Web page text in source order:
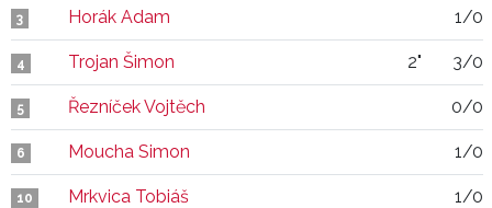
3 Horák Adam 1/0
4 Trojan Šimon 2" 3/0
5 Řezníček Vojtěch 0/0
6 Moucha Simon 1/0
10 Mrkvica Tobiáš 1/0